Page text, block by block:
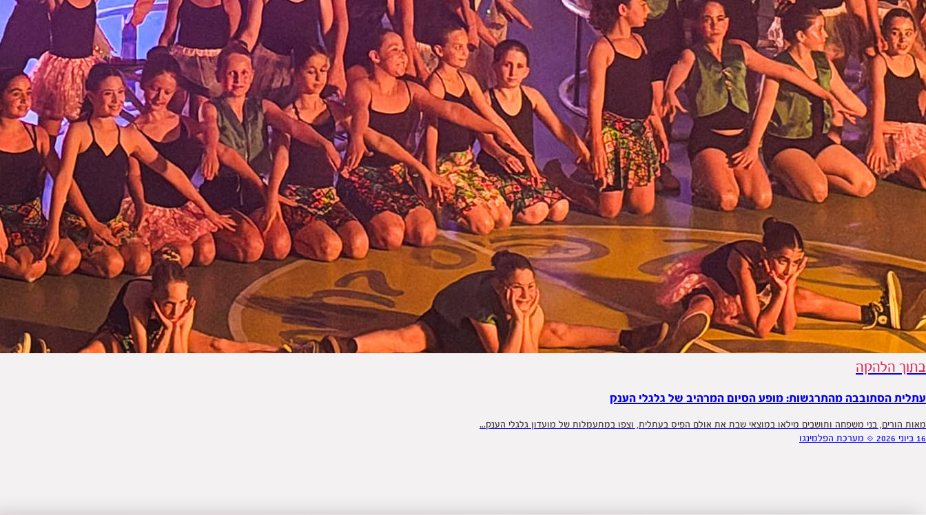
בתוך הלהקה
עתלית הסתובבה מהתרגשות: מופע הסיום המרהיב של גלגלי הענק
מאות הורים, בני משפחה ותושבים מילאו במוצאי שבת את אולם הפיס בעתלית, וצפו במתעמלות של מועדון גלגלי הענק...
16 ביוני 2026
⟐ מערכת הפלמינגו